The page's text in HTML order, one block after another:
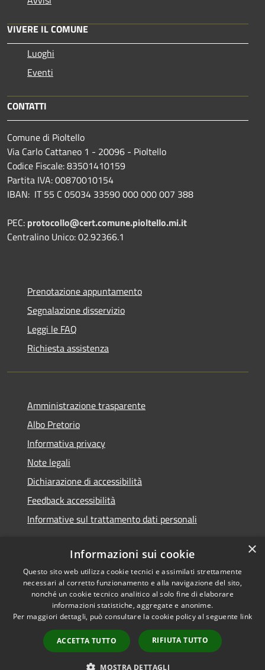
VIVERE IL COMUNE
Luoghi
Eventi
CONTATTI
Comune di Pioltello
Via Carlo Cattaneo 1 - 20096 - Pioltello
Codice Fiscale: 83501410159
Partita IVA: 00870010154
IBAN: IT 55 C 05034 33590 000 000 007 388
PEC: protocollo@cert.comune.pioltello.mi.it
Centralino Unico: 02.92366.1
Prenotazione appuntamento
Segnalazione disservizio
Leggi le FAQ
Richiesta assistenza
Amministrazione trasparente
Albo Pretorio
Informativa privacy
Note legali
Dichiarazione di accessibilità
Feedback accessibilità
Informative sul trattamento dati personali
RSS
Accessibilità
Cookie
Mappa del sito
Informativa trattamento
Copyright © 2026 • Comune di
Pioltello • Powered by
Municipium•Accesso
redazione
×
Informazioni sui cookie
Questo sito web utilizza cookie tecnici e assimilati strettamente
necessari al corretto funzionamento e alla navigazione del sito,
nonché un cookie tecnico analitico al solo fine di elaborare
informazioni statistiche, aggregate e anonime.
Per maggiori dettagli, può consultare la cookie policy al seguente link
ACCETTA TUTTO RIFIUTA TUTTO
MOSTRA DETTAGLI